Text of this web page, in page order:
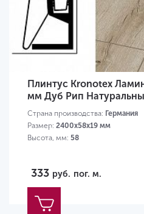
Плинтус Kronotex
мм Дуб Рип
Страна производства: Германия
Размер: 2400х58х19 мм
Высота, мм: 58
333 руб. пог. м.